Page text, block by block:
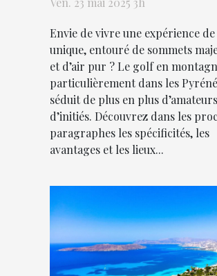
Envie de vivre une expérience
unique, entouré de sommets
et d’air pur ? Le golf en
particulièrement dans les
séduit de plus en plus
d’initiés. Découvrez dans les
paragraphes les spécificités, les
avantages et les lieux...